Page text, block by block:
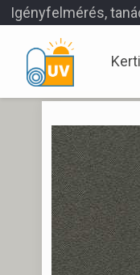
Igényfelmérés,